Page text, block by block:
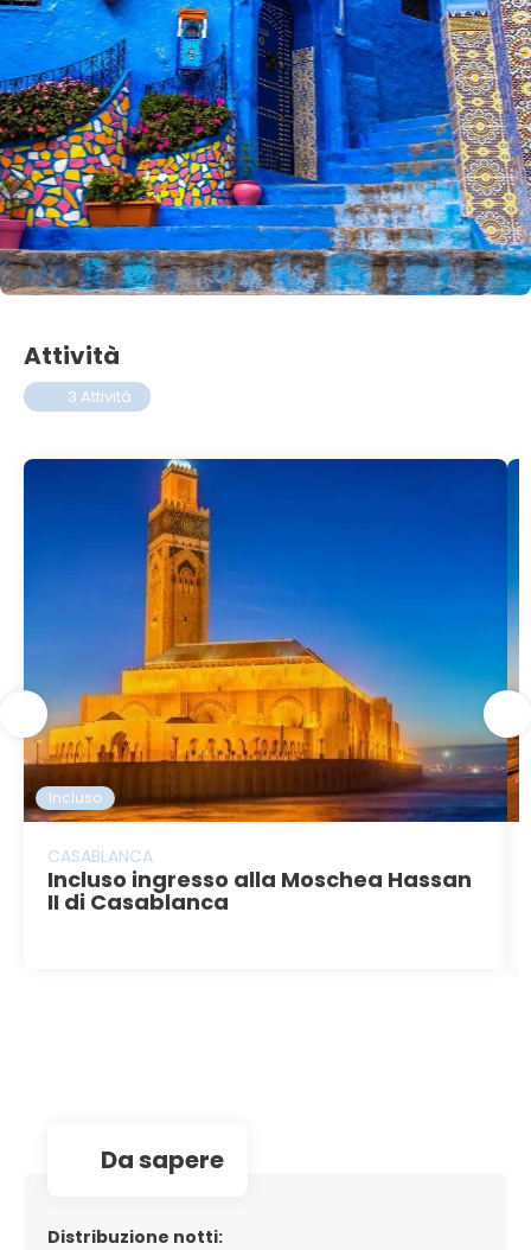
Attività
3 Attività
Incluso
CASABLANCA
Incluso ingresso alla Moschea Hassan
II di Casablanca
da sapere
Distribuzione notti: